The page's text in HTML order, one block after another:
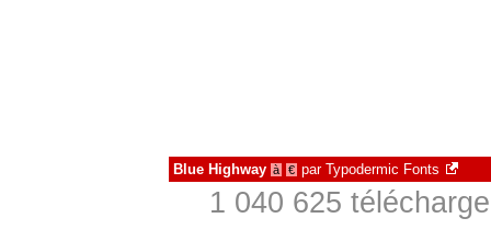
Blue Highway à € par Typodermic Fonts
1 040 625